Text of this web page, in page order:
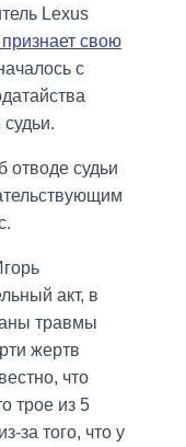
Lexus
свою
с
отводе судьи
акт, в
травмы
жертв
что
трое из 5
за того, что у